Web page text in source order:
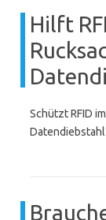
Hilft
Schützt RFID